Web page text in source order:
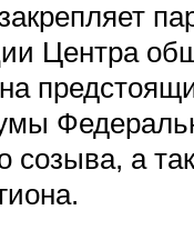
Центра
созыва, а